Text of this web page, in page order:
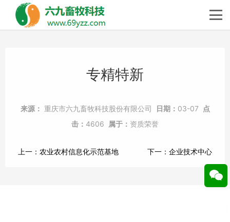
专精特新
来源： 重庆市六九畜牧科技股份有限公司 日期： 03-07
点
击： 4606 属于： 资质荣誉
上一： 农业农村信息化示范基地 下一： 企业技术中心